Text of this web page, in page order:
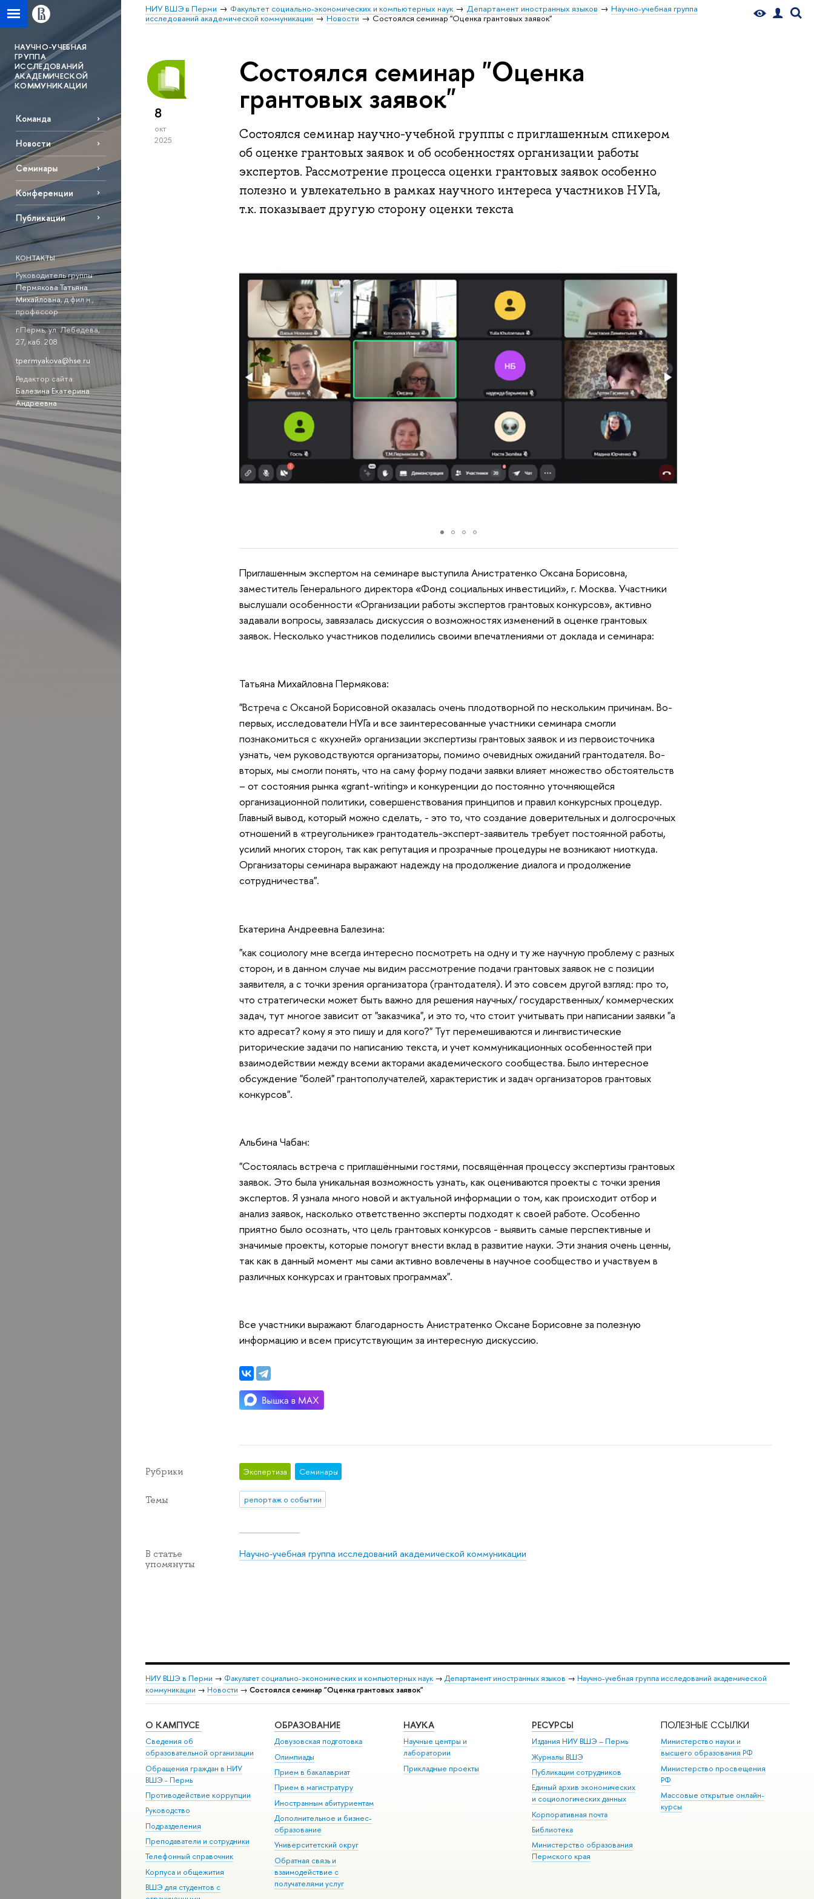
НИУ ВШЭ в Перми Факультет социально-экономических и компьютерных наук Департамент иностранных языков
Научно-учебная группа
исследований академической коммуникации
Новости Состоялся семинар "Оценка грантовых заявок"
НАУЧНО-УЧЕБНАЯ
ГРУППА
ИССЛЕДОВАНИЙ
АКАДЕМИЧЕСКОЙ
КОММУНИКАЦИИ
Команда
Новости
Семинары
Конференции
Публикации
КОНТАКТЫ
Руководитель группы:
Пермякова Татьяна
Михайловна, д.фил.н.,
профессор
г.Пермь, ул. Лебедева,
27, каб. 208
tpermyakova@hse.ru
Редактор сайта:
Балезина Екатерина
Андреевна
8
окт
2025
Состоялся семинар "Оценка
грантовых заявок"
Состоялся семинар научно-учебной группы с приглашенным спикером
об оценке грантовых заявок и об особенностях организации работы
экспертов. Рассмотрение процесса оценки грантовых заявок особенно
полезно и увлекательно в рамках научного интереса участников НУГа,
т.к. показывает другую сторону оценки текста
Приглашенным экспертом на семинаре выступила Анистратенко Оксана Борисовна,
заместитель Генерального директора «Фонд социальных инвестиций», г. Москва. Участники
выслушали особенности «Организации работы экспертов грантовых конкурсов», активно
задавали вопросы, завязалась дискуссия о возможностях изменений в оценке грантовых
заявок. Несколько участников поделились своими впечатлениями от доклада и семинара:
Татьяна Михайловна Пермякова:
"Встреча с Оксаной Борисовной оказалась очень плодотворной по нескольким причинам. Во-
первых, исследователи НУГа и все заинтересованные участники семинара смогли
познакомиться с «кухней» организации экспертизы грантовых заявок и из первоисточника
узнать, чем руководствуются организаторы, помимо очевидных ожиданий грантодателя. Во-
вторых, мы смогли понять, что на саму форму подачи заявки влияет множество обстоятельств
– от состояния рынка «grant-writing» и конкуренции до постоянно уточняющейся
организационной политики, совершенствования принципов и правил конкурсных процедур.
Главный вывод, который можно сделать, - это то, что создание доверительных и долгосрочных
отношений в «треугольнике» грантодатель-эксперт-заявитель требует постоянной работы,
усилий многих сторон, так как репутация и прозрачные процедуры не возникают ниоткуда.
Организаторы семинара выражают надежду на продолжение диалога и продолжение
сотрудничества".
Екатерина Андреевна Балезина:
"как социологу мне всегда интересно посмотреть на одну и ту же научную проблему с разных
сторон, и в данном случае мы видим рассмотрение подачи грантовых заявок не с позиции
заявителя, а с точки зрения организатора (грантодателя). И это совсем другой взгляд: про то,
что стратегически может быть важно для решения научных/ государственных/ коммерческих
задач, тут многое зависит от "заказчика", и это то, что стоит учитывать при написании заявки "а
кто адресат? кому я это пишу и для кого?" Тут перемешиваются и лингвистические
риторические задачи по написанию текста, и учет коммуникационных особенностей при
взаимодействии между всеми акторами академического сообщества. Было интересное
обсуждение "болей" грантополучателей, характеристик и задач организаторов грантовых
конкурсов".
Альбина Чабан:
"Состоялась встреча с приглашёнными гостями, посвящённая процессу экспертизы грантовых
заявок. Это была уникальная возможность узнать, как оцениваются проекты с точки зрения
экспертов. Я узнала много новой и актуальной информации о том, как происходит отбор и
анализ заявок, насколько ответственно эксперты подходят к своей работе. Особенно
приятно было осознать, что цель грантовых конкурсов - выявить самые перспективные и
значимые проекты, которые помогут внести вклад в развитие науки. Эти знания очень ценны,
так как в данный момент мы сами активно вовлечены в научное сообщество и участвуем в
различных конкурсах и грантовых программах".
Все участники выражают благодарность Анистратенко Оксане Борисовне за полезную
информацию и всем присутствующим за интересную дискуссию.
Рубрики Экспертиза Семинары
Темы репортаж о событии
В статье
упомянуты
Научно-учебная группа исследований академической коммуникации
НИУ ВШЭ в Перми → Факультет социально-экономических и компьютерных наук → Департамент иностранных языков → Научно-учебная группа исследований академической
коммуникации → Новости → Состоялся семинар "Оценка грантовых заявок"
О КАМПУСЕ
Сведения об
образовательной организации
Обращения граждан в НИУ
ВШЭ - Пермь
Противодействие коррупции
Руководство
Подразделения
Преподаватели и сотрудники
Телефонный справочник
Корпуса и общежития
ВШЭ для студентов с
ОБРАЗОВАНИЕ
Довузовская подготовка
Олимпиады
Прием в бакалавриат
Прием в магистратуру
Иностранным абитуриентам
Дополнительное и бизнес-
образование
Университетский округ
Обратная связь и
взаимодействие с
получателями услуг
НАУКА
Научные центры и
лаборатории
Прикладные проекты
РЕСУРСЫ
Издания НИУ ВШЭ ­– Пермь
Журналы ВШЭ
Публикации сотрудников
Единый архив экономических
и социологических данных
Корпоративная почта
Библиотека
Министерство образования
Пермского края
ПОЛЕЗНЫЕ ССЫЛКИ
Министерство науки и
высшего образования РФ
Министерство просвещения
РФ
Массовые открытые онлайн-
курсы